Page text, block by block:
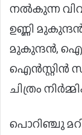
നല്‍കുന്ന
ഉണ്ണി
മുകുന്ദന്‍,
ഐന്‍സ്റ്റിന്‍
ചിത്രം
പൊറിഞ്ചു